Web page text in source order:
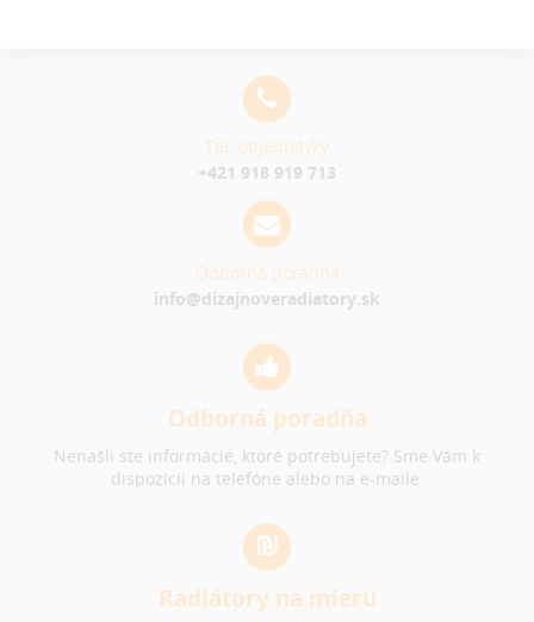
Tel. objednávky
+421 918 919 713
Odborná poradňa
info@dizajnoveradiatory.sk
Odborná poradňa
Nenašli ste informácie, ktoré potrebujete? Sme Vám k
dispozícii na telefóne alebo na e-maile.
Radiátory na mieru